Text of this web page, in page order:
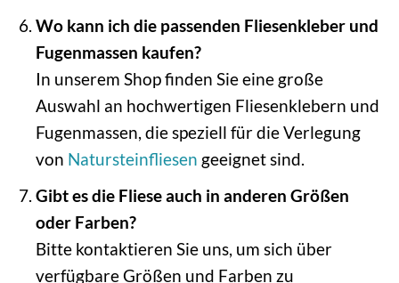
Wo kann ich die passenden Fliesenkleber und
Fugenmassen kaufen?
In unserem Shop finden Sie eine große
Auswahl an hochwertigen Fliesenklebern und
Fugenmassen, die speziell für die Verlegung
von Natursteinfliesen geeignet sind.
Gibt es die Fliese auch in anderen Größen
oder Farben?
Bitte kontaktieren Sie uns, um sich über
verfügbare Größen und Farben zu